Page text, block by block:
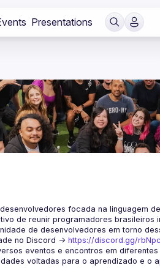
Presentations
focada na linguagem
de reunir programadores
no Discord -> https://discord.gg/
eventos e encontros em
voltadas para o aprendizado e o